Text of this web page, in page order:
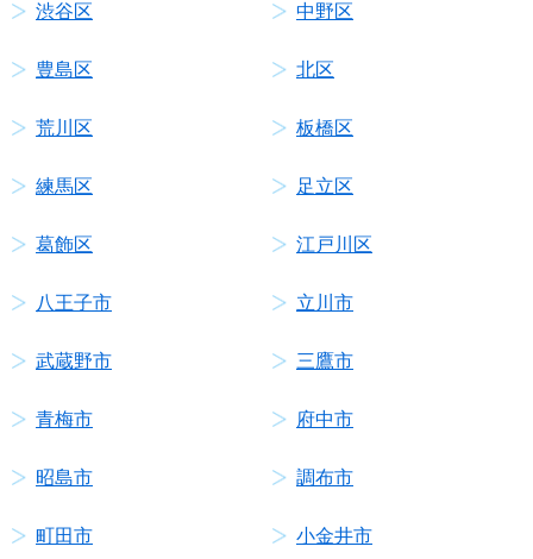
渋谷区 中野区
豊島区 北区
荒川区 板橋区
練馬区 足立区
葛飾区 江戸川区
八王子市 立川市
武蔵野市 三鷹市
青梅市 府中市
昭島市 調布市
町田市 小金井市